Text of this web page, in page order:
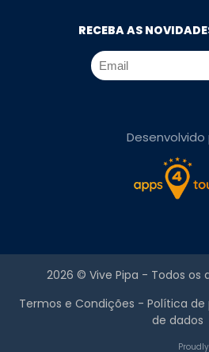
RECEBA AS
Desenvolvido
2026 © Vive Pipa - Todos os
Termos e Condições - Política de
de dados